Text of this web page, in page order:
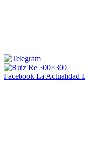
Facebook La Actualidad